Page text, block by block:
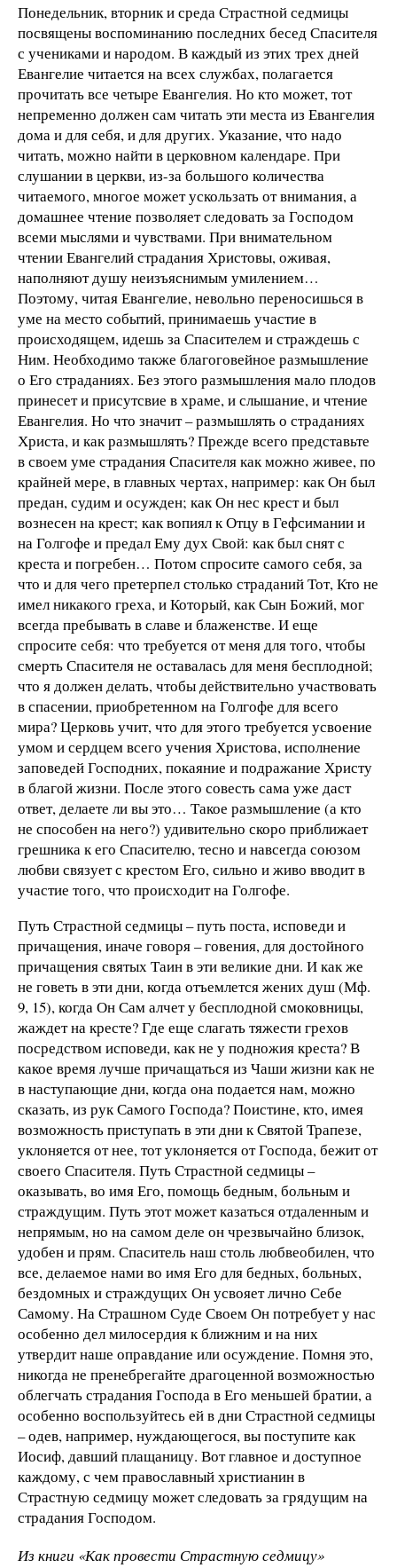
Понедельник, вторник и среда Страстной седмицы
посвящены воспоминанию последних бесед Спасителя
с учениками и народом. В каждый из этих трех дней
Евангелие читается на всех службах, полагается
прочитать все четыре Евангелия. Но кто может, тот
непременно должен сам читать эти места из Евангелия
дома и для себя, и для других. Указание, что надо
читать, можно найти в церковном календаре. При
слушании в церкви, из-за большого количества
читаемого, многое может ускользать от внимания, а
домашнее чтение позволяет следовать за Господом
всеми мыслями и чувствами. При внимательном
чтении Евангелий страдания Христовы, оживая,
наполняют душу неизъяснимым умилением…
Поэтому, читая Евангелие, невольно переносишься в
уме на место событий, принимаешь участие в
происходящем, идешь за Спасителем и страждешь с
Ним. Необходимо также благоговейное размышление
о Его страданиях. Без этого размышления мало плодов
принесет и присутсвие в храме, и слышание, и чтение
Евангелия. Но что значит – размышлять о страданиях
Христа, и как размышлять? Прежде всего представьте
в своем уме страдания Спасителя как можно живее, по
крайней мере, в главных чертах, например: как Он был
предан, судим и осужден; как Он нес крест и был
вознесен на крест; как вопиял к Отцу в Гефсимании и
на Голгофе и предал Ему дух Свой: как был снят с
креста и погребен… Потом спросите самого себя, за
что и для чего претерпел столько страданий Тот, Кто не
имел никакого греха, и Который, как Сын Божий, мог
всегда пребывать в славе и блаженстве. И еще
спросите себя: что требуется от меня для того, чтобы
смерть Спасителя не оставалась для меня бесплодной;
что я должен делать, чтобы действительно участвовать
в спасении, приобретенном на Голгофе для всего
мира? Церковь учит, что для этого требуется усвоение
умом и сердцем всего учения Христова, исполнение
заповедей Господних, покаяние и подражание Христу
в благой жизни. После этого совесть сама уже даст
ответ, делаете ли вы это… Такое размышление (а кто
не способен на него?) удивительно скоро приближает
грешника к его Спасителю, тесно и навсегда союзом
любви связует с крестом Его, сильно и живо вводит в
участие того, что происходит на Голгофе.
Путь Страстной седмицы – путь поста, исповеди и
причащения, иначе говоря – говения, для достойного
причащения святых Таин в эти великие дни. И как же
не говеть в эти дни, когда отъемлется жених душ (Мф.
9, 15), когда Он Сам алчет у бесплодной смоковницы,
жаждет на кресте? Где еще слагать тяжести грехов
посредством исповеди, как не у подножия креста? В
какое время лучше причащаться из Чаши жизни как не
в наступающие дни, когда она подается нам, можно
сказать, из рук Самого Господа? Поистине, кто, имея
возможность приступать в эти дни к Святой Трапезе,
уклоняется от нее, тот уклоняется от Господа, бежит от
своего Спасителя. Путь Страстной седмицы –
оказывать, во имя Его, помощь бедным, больным и
страждущим. Путь этот может казаться отдаленным и
непрямым, но на самом деле он чрезвычайно близок,
удобен и прям. Спаситель наш столь любвеобилен, что
все, делаемое нами во имя Его для бедных, больных,
бездомных и страждущих Он усвояет лично Себе
Самому. На Страшном Суде Своем Он потребует у нас
особенно дел милосердия к ближним и на них
утвердит наше оправдание или осуждение. Помня это,
никогда не пренебрегайте драгоценной возможностью
облегчать страдания Господа в Его меньшей братии, а
особенно воспользуйтесь ей в дни Страстной седмицы
– одев, например, нуждающегося, вы поступите как
Иосиф, давший плащаницу. Вот главное и доступное
каждому, с чем православный христианин в
Страстную седмицу может следовать за грядущим на
страдания Господом.
Из книги «Как провести Страстную седмицу»